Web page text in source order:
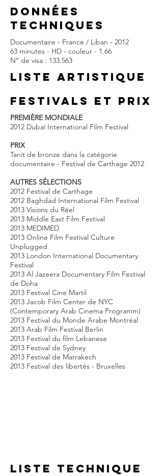
DONNÉES
TECHNIQUES
Documentaire - France / Liban - 2012
63 minutes - HD - couleur - 1.66
N° de visa : 133.563
LISTE ARTISTIQUE
FESTIVALS et prix
PREMIÈRE MONDIALE
2012 Dubaï International Film Festival
PRIX
Tanit de bronze dans la catégorie
documentaire - Festival de Carthage 2012
AUTRES SÉLECTIONS
2012 Festival de Carthage
2012 Baghdad International Film Festival
2013 Visions du Réel
2013 Middle East Film Festival
2013 MEDIMED
2013 Online Film Festival Culture
Unplugged
2013 London International Documentary
Festival
2013 Al Jazeera Documentary Film Festival
de Doha
2013 Festival Cine Martil
2013 Jacob Film Center de NYC
(Contemporary Arab Cinema Programm)
2013 Festival du Monde Arabe Montréal
2013 Arab Film Festival Berlin
2013 Festival du film Lebanese
2013 Festival de Sydney
2013 Festival de Marrakech
2013 Festival des libertés - Bruxelles
liste techniQUE